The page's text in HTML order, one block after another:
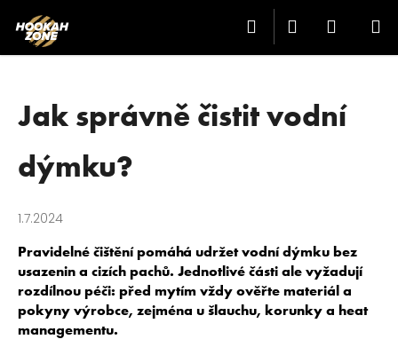
Přejít
na
obsah
HledatPřihlášení
košík
Jak správně čistit vodní
dýmku?
1.7.2024
Pravidelné čištění pomáhá udržet vodní dýmku bez
usazenin a cizích pachů. Jednotlivé části ale vyžadují
rozdílnou péči: před mytím vždy ověřte materiál a
pokyny výrobce, zejména u šlauchu, korunky a heat
managementu.
O
Š
Zpět
Zpět
C
O
P
O
Ř
E
B
U
J